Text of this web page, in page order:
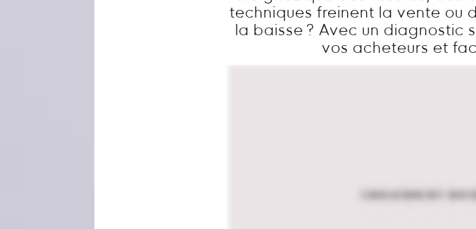
techniques freinent la vente ou
la baisse ? Avec un diagnostic
vos acheteurs et